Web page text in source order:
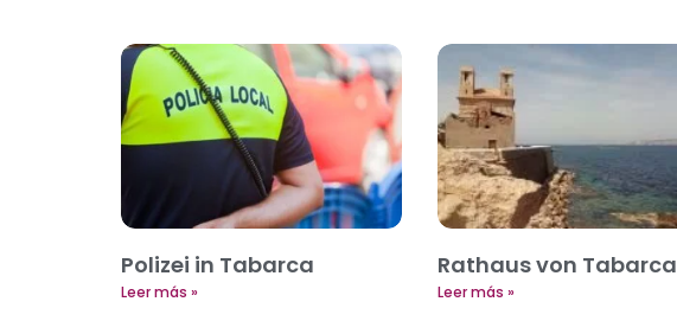
Polizei in Tabarca
Leer más »
Rathaus von Tabarca
Leer más »